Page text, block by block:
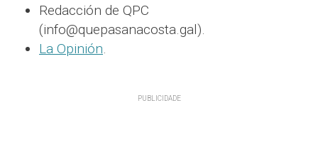
Redacción de QPC
(info@quepasanacosta.gal).
La Opinión.